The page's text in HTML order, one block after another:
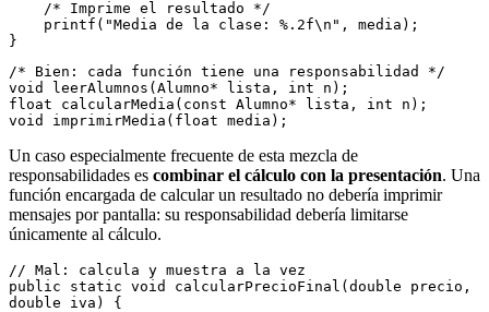
/* Imprime el resultado */
printf("Media de la clase: %.2f\n", media);
}
/* Bien: cada función tiene una responsabilidad */
void leerAlumnos(Alumno* lista, int n);
float calcularMedia(const Alumno* lista, int n);
void imprimirMedia(float media);
Un caso especialmente frecuente de esta mezcla de
responsabilidades es combinar el cálculo con la presentación. Una
función encargada de calcular un resultado no debería imprimir
mensajes por pantalla: su responsabilidad debería limitarse
únicamente al cálculo.
// Mal: calcula y muestra a la vez
public static void calcularPrecioFinal(double precio,
double iva) {